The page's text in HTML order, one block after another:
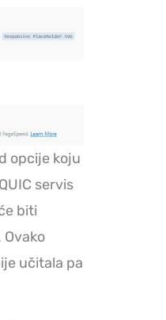
opcije koju
servis
biti
učitala pa